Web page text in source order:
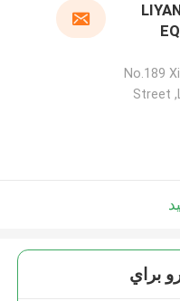
No.189
Street
براي